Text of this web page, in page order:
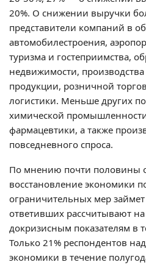
20%. О снижении выручки
представители компаний в
автомобилестроения,
туризма и гостеприимства,
недвижимости,
продукции, розничной
логистики. Меньше других
химической
фармацевтики, а также
повседневного спроса.
По мнению почти половины
восстановление экономики
ограничительных мер
ответивших рассчитывают
докризисным показателям в
Только 21% респондентов
экономики в течение